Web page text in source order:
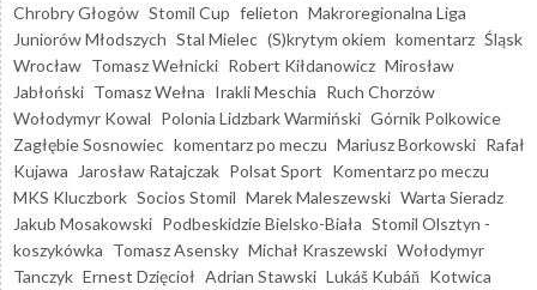
Chrobry Głogów Stomil Cup felieton Makroregionalna Liga
Juniorów Młodszych Stal Mielec (S)krytym okiem komentarz Śląsk
Wrocław Tomasz Wełnicki Robert Kiłdanowicz Mirosław
Jabłoński Tomasz Wełna Irakli Meschia Ruch Chorzów
Wołodymyr Kowal Polonia Lidzbark Warmiński Górnik Polkowice
Zagłębie Sosnowiec komentarz po meczu Mariusz Borkowski Rafał
Kujawa
Jarosław Ratajczak Polsat Sport Komentarz po meczu
MKS Kluczbork Socios Stomil Marek Maleszewski Warta Sieradz
Jakub Mosakowski Podbeskidzie Bielsko-Biała Stomil Olsztyn -
koszykówka Tomasz Asensky Michał Kraszewski Wołodymyr
Tanczyk Ernest Dzięcioł Adrian Stawski Lukáš Kubáň Kotwica